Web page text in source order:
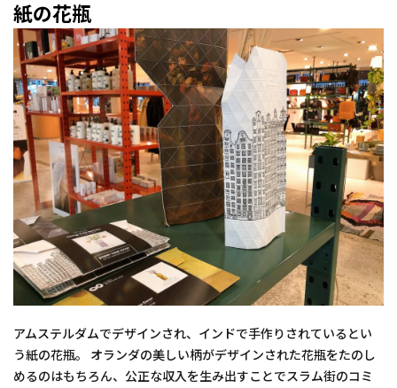
紙の花瓶
アムステルダムでデザインされ、インドで手作りされているとい
う紙の花瓶。 オランダの美しい柄がデザインされた花瓶をたのし
めるのはもちろん、公正な収入を生み出すことでスラム街のコミ